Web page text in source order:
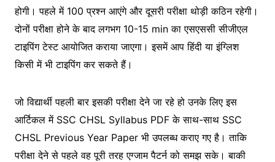
होगी। पहले में 100 प्रश्न आएंगे और दूसरी परीक्षा थोड़ी कठिन रहेगी।
दोनों परीक्षा होने के बाद लगभग 10-15 min का एसएससी सीजीएल
टाइपिंग टेस्ट आयोजित कराया जाएगा। इसमें आप हिंदी या इंग्लिश
किसी में भी टाइपिंग कर सकते हैं।
जो विद्यार्थी पहली बार इसकी परीक्षा देने जा रहे हो उनके लिए इस
आर्टिकल में SSC CHSL Syllabus PDF के साथ-साथ SSC
CHSL Previous Year Paper भी उपलब्ध कराए गए है। ताकि
परीक्षा देने से पहले वह पूरी तरह एग्जाम पैटर्न को समझ सके। बाकी